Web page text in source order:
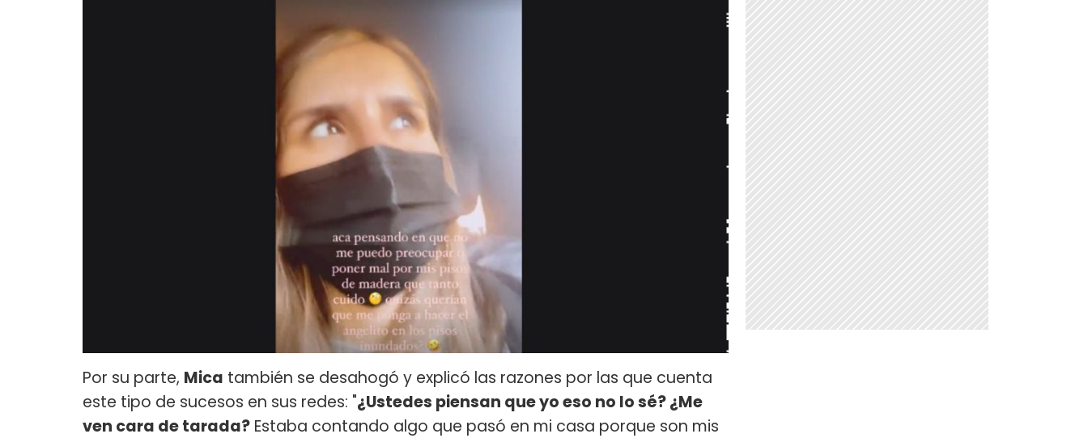
Por su parte, Mica también se desahogó y explicó las razones por las que cuenta
este tipo de sucesos en sus redes: "¿Ustedes piensan que yo eso no lo sé? ¿Me
ven cara de tarada? Estaba contando algo que pasó en mi casa porque son mis